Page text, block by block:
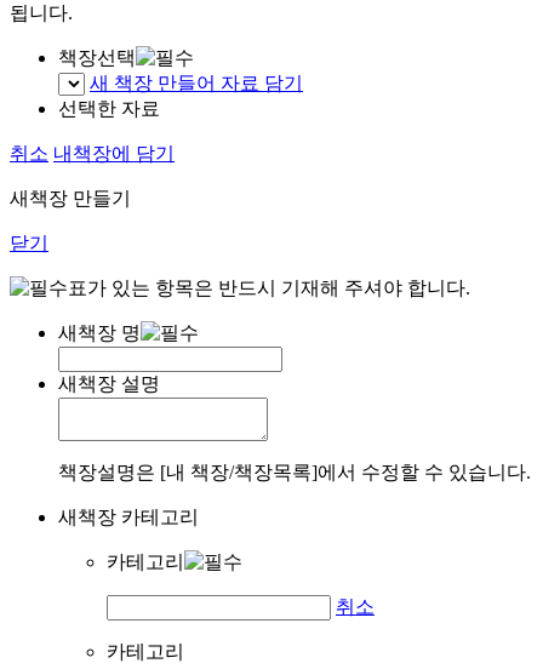
됩니다.
책장선택
새 책장 만들어 자료 담기
선택한 자료
취소 내책장에 담기
새책장 만들기
닫기
표가 있는 항목은 반드시 기재해 주셔야 합니다.
새책장 명
새책장 설명
책장설명은 [내 책장/책장목록]에서 수정할 수 있습니다.
새책장 카테고리
카테고리
취소
카테고리